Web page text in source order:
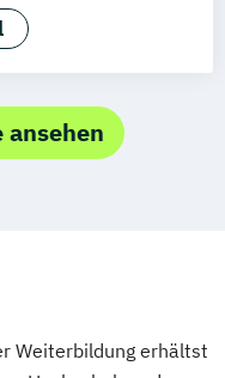
Innovation
ansehen
Weiterbildung erhältst